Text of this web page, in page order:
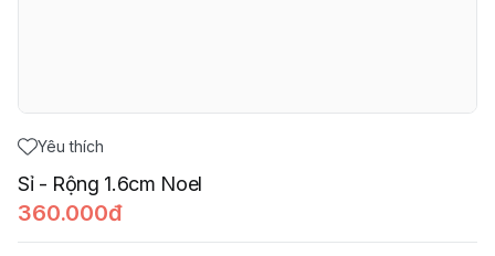
Yêu thích
Sỉ - Rộng 1.6cm Noel
360.000đ